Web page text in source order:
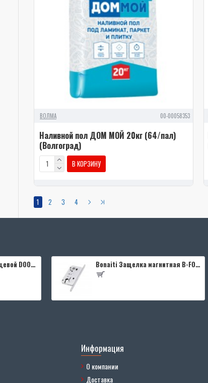
ВОЛМА 00-00058353
Наливной пол ДОМ МОЙ 20кг (64/пал)
(Волгоград)
В КОРЗИНУ
1 2 3 4
AGB Упор дверной торцевой D003201593 (черный) Bonaiti Защелка магнитная B-FOURTY MATT CROME под цилиндр с отв.планкой 190 мм, матовый хром
Информация
О компании
Доставка